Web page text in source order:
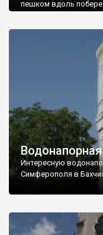
пешком вдоль
Интересную
Симферополя в